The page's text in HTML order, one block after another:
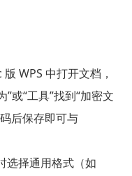
WPS 中打开文档，
或“工具”找到“加密文
后保存即可与
选择通用格式（如